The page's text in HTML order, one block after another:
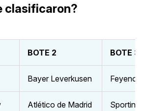
clasificaron?
BOTE 2 BOTE 3
Bayer Leverkusen
Atlético de Madrid Sporting